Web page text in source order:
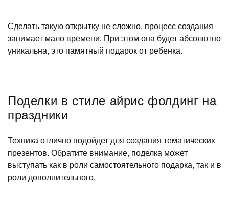
Сделать такую открытку не сложно, процесс создания
занимает мало времени. При этом она будет абсолютно
уникальна, это памятный подарок от ребенка.
Поделки в стиле айрис фолдинг на
праздники
Техника отлично подойдет для создания тематических
презентов. Обратите внимание, поделка может
выступать как в роли самостоятельного подарка, так и в
роли дополнительного.